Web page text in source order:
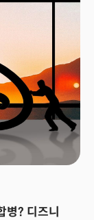
엇일까?
병? 디즈니